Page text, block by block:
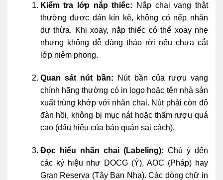
Kiểm tra lớp nắp thiếc: Nắp chai vang thật
thường được dán kín kẽ, không có nếp nhăn
dư thừa. Khi xoay, nắp thiếc có thể xoay nhẹ
nhưng không dễ dàng tháo rời nếu chưa cắt
lớp niêm phong.
Quan sát nút bần: Nút bần của rượu vang
chính hãng thường có in logo hoặc tên nhà sản
xuất trùng khớp với nhãn chai. Nút phải còn độ
đàn hồi, không bị mục nát hoặc thấm rượu quá
cao (dấu hiệu của bảo quản sai cách).
Đọc hiểu nhãn chai (Labeling): Chú ý đến
các ký hiệu như DOCG (Ý), AOC (Pháp) hay
Gran Reserva (Tây Ban Nha). Các dòng chữ in